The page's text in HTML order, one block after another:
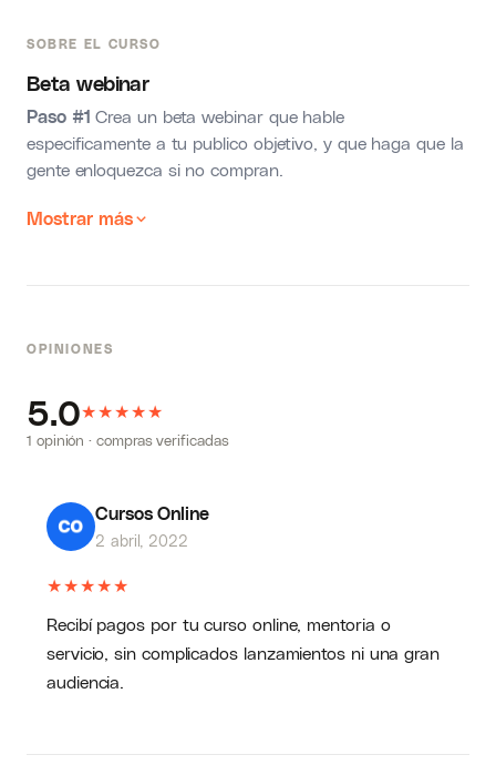
SOBRE EL CURSO
Beta webinar
Paso #1 Crea un beta webinar que hable
especificamente a tu publico objetivo, y que haga que la
gente enloquezca si no compran.
Mostrar más
OPINIONES
5.0★★★★★
1 opinión · compras verificadas
Cursos Online
2 abril, 2022
★★★★★
Recibí pagos por tu curso online, mentoria o
servicio, sin complicados lanzamientos ni una gran
audiencia.